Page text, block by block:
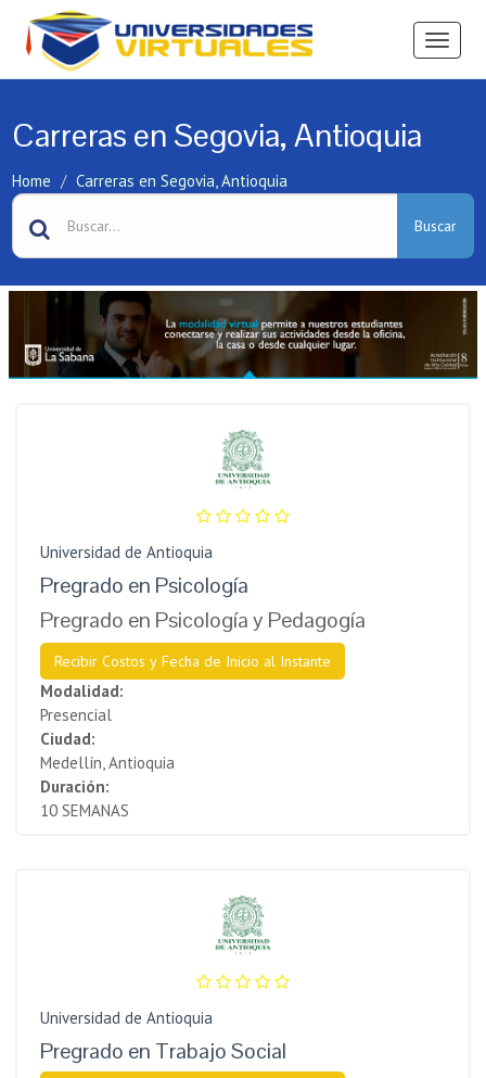
Ver
Carreras en Segovia, Antioquia
Home Carreras en Segovia, Antioquia
Buscar
Universidad de Antioquia
Pregrado en Psicología
Pregrado en Psicología y Pedagogía
Recibir Costos y Fecha de Inicio al Instante
Modalidad:
Presencial
Ciudad:
Medellín, Antioquia
Duración:
10 SEMANAS
Universidad de Antioquia
Pregrado en Trabajo Social